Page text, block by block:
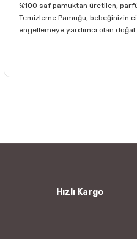
%100 saf pamuktan üretilen,
Temizleme Pamuğu, bebeğinizin
engellemeye yardımcı olan
Ürün bilgilerinde hatalar
Hızlı Kargo